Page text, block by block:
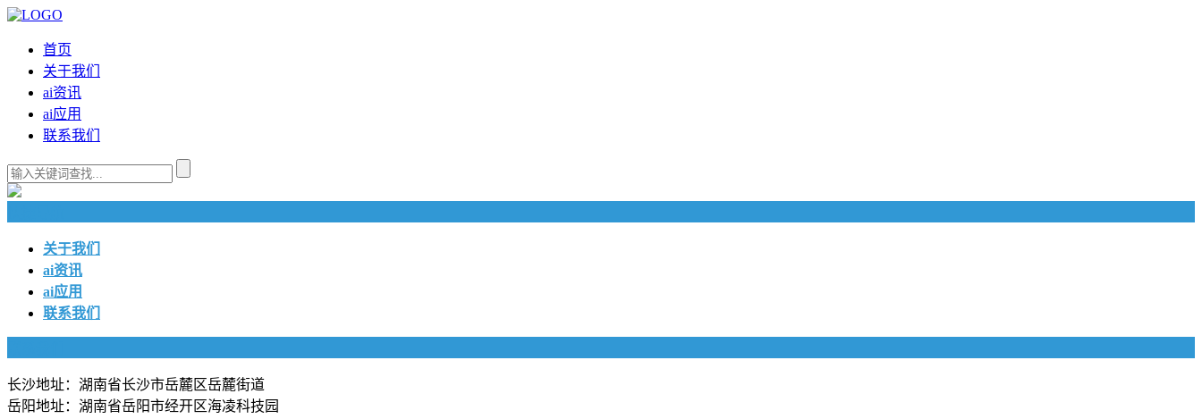
首页
关于我们
ai资讯
ai应用
联系我们
关于我们
ai资讯
ai应用
联系我们
长沙地址：湖南省长沙市岳麓区岳麓街道
岳阳地址：湖南省岳阳市经开区海凌科技园